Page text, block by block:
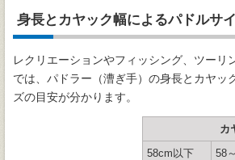
身長とカヤック幅によるパドルサ
レクリエーションやフィッシング、ツーリ
では、パドラー（漕ぎ手）の身長とカヤッ
ズの目安が分かります。
カ
58cm以下
58